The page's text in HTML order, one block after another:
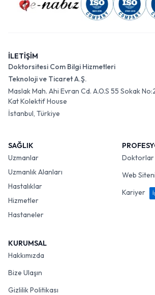
İLETİŞİM
Doktorsitesi Com Bilgi Hizmetleri
Teknoloji ve Ticaret A.Ş.
Maslak Mah. Ahi Evran Cd. A.O.S 55 Sokak
Kat Kolektif House
İstanbul, Türkiye
SAĞLIK
Uzmanlar
Uzmanlık Alanları
Hastalıklar
Hizmetler
Hastaneler
Doktorlar
Web
Kariyer
KURUMSAL
Hakkımızda
Bize Ulaşın
Gizlilik Politikası